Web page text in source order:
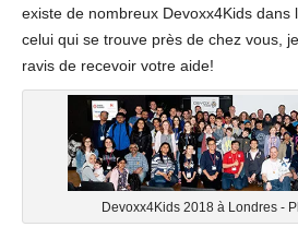
existe de nombreux Devoxx4Kids dans
celui qui se trouve près de chez vous,
ravis de recevoir votre aide!
Devoxx4Kids 2018 à Londres -